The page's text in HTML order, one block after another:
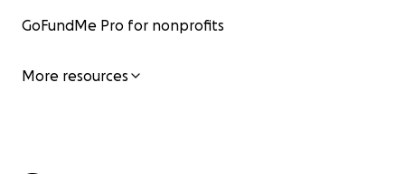
GoFundMe Pro for nonprofits
More resources